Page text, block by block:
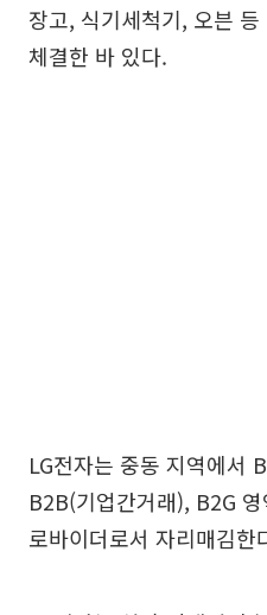
장고, 식기세척기, 오븐
체결한 바 있다.
LG전자는 중동 지역에서
B2B(기업간거래), B2G
로바이더로서 자리매김한